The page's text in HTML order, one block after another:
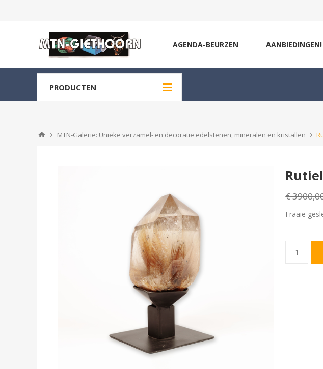
AGENDA-BEURZEN AANBIEDINGEN!
PRODUCTEN
MTN-Galerie: Unieke verzamel- en decoratie edelstenen, mineralen en kristallen
€
Fraaie